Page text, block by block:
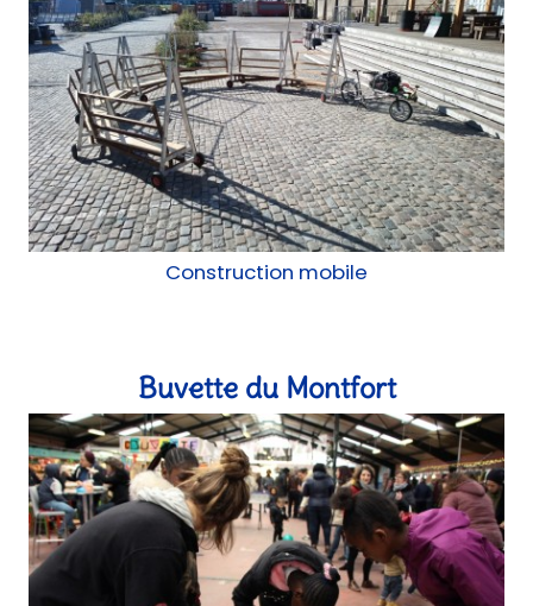
Construction mobile
Buvette du Montfort
Mobilier, Atelier